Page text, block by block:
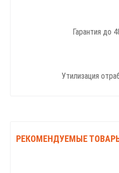
Гарантия до
Утилизация
РЕКОМЕНДУЕМЫЕ